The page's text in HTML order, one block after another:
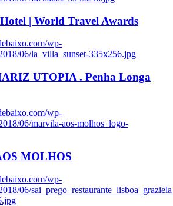
| World Travel Awards
wp-
06/la_villa_sunset-335x256.jpg
UTOPIA . Penha Longa
wp-
06/marvila-aos-molhos_logo-
MOLHOS
wp-
06/